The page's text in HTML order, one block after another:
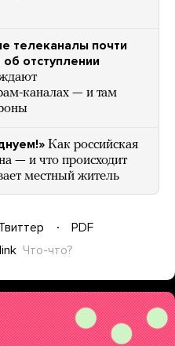
телеканалы почти
отступлении
каналах — и там
Как российская
— и что происходит
местный житель
PDF
Что-что?